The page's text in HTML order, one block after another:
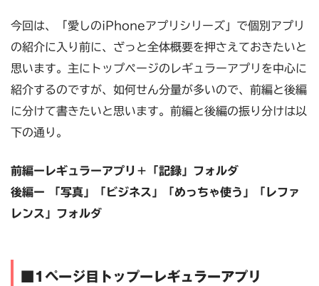
今回は、「愛しのiPhoneアプリシリーズ」で個別アプリ
の紹介に入り前に、ざっと全体概要を押さえておきたいと
思います。主にトップページのレギュラーアプリを中心に
紹介するのですが、如何せん分量が多いので、前編と後編
に分けて書きたいと思います。前編と後編の振り分けは以
下の通り。
前編ーレギュラーアプリ＋「記録」フォルダ
後編ー 「写真」「ビジネス」「めっちゃ使う」「レファ
レンス」フォルダ
■1ページ目トップーレギュラーアプリ